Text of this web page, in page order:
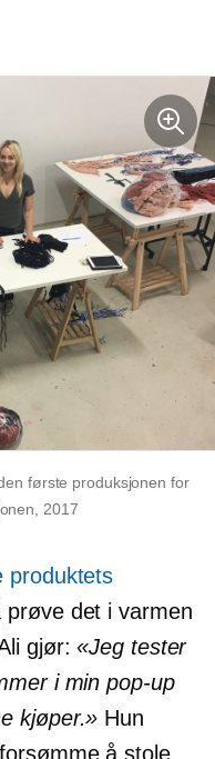
første produksjonen for
2017
produktets
det i varmen
gjør:«Jeg tester
i minpop-up
kjøper.» Hun
å stole